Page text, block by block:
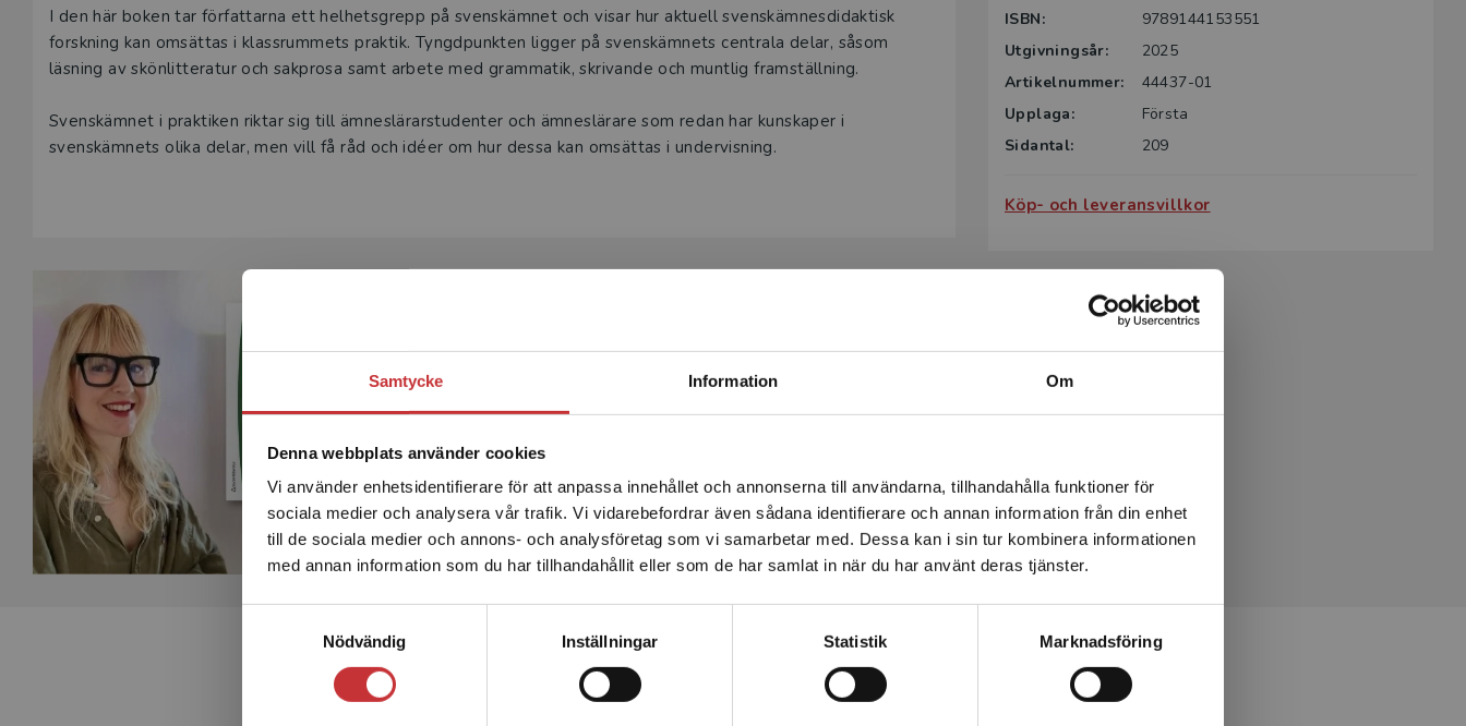
Samtycke Information Om
Denna webbplats använder cookies
Vi använder enhetsidentifierare för att anpassa innehållet och annonserna till användarna, tillhandahålla funktioner för
sociala medier och analysera vår trafik. Vi vidarebefordrar även sådana identifierare och annan information från din enhet
till de sociala medier och annons- och analysföretag som vi samarbetar med. Dessa kan i sin tur kombinera informationen
med annan information som du har tillhandahållit eller som de har samlat in när du har använt deras tjänster.
Nödvändig
Inställningar Statistik Marknadsföring
Begränsad fraktregion
Det verkar som att du besöker studentlitteratur.se via en
enhet utanför Sverige. Vi erbjuder inte leveranser utanför
Sverige. För att kunna slutföra ett köp måste
leveransadressen vara i Sverige.Läs mer
Den här produkten kan beställas av lärare på universitet eller högskola. Om det gäller
tjänsteexemplar av en kursbok på befintlig kurslista hänvisar vi till din arbetsgivare.
Logga in
I den här boken tar författarna ett helhetsgrepp på svenskämnet och visar hur aktuell svenskämnesdidaktisk
forskning kan omsättas i klassrummets praktik. Tyngdpunkten ligger på svenskämnets centrala delar, såsom
läsning av skönlitteratur och sakprosa samt arbete med grammatik, skrivande och muntlig framställning.
Svenskämnet i praktiken riktar sig till ämneslärarstudenter och ämneslärare som redan har kunskaper i
svenskämnets olika delar, men vill få råd och idéer om hur dessa kan omsättas i undervisning.
berättar om hur idén uppkom till deras
Svenskämnet i praktiken
Läs intervjun med Pia och
Charlotte
ISBN:
9789144153551
Utgivningsår:
2025
Artikelnummer:
44437-01
Upplaga:
Första
Sidantal:
209
Köp- och leveransvillkor
Författare